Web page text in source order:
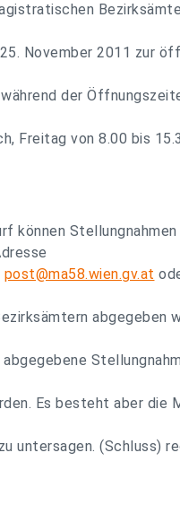
November 2011 zur
der
Freitag von 8.00 bis
können Stellungnahmen
post@ma58.wien.gv.at
abgegeben
Es besteht aber die
untersagen. (Schluss)